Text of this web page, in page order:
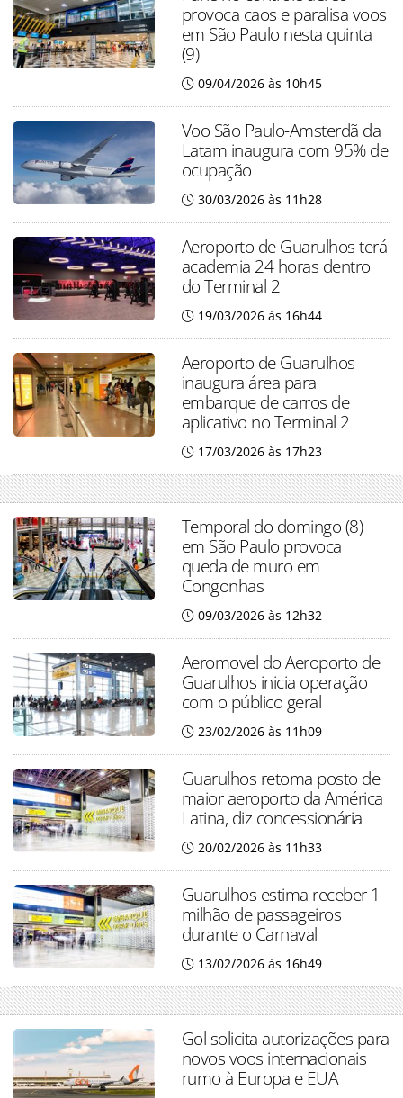
provoca caos e paralisa voos
em São Paulo nesta quinta
(9)
09/04/2026 às 10h45
Voo São Paulo-Amsterdã da
Latam inaugura com 95% de
ocupação
30/03/2026 às 11h28
Aeroporto de Guarulhos terá
academia 24 horas dentro
do Terminal 2
19/03/2026 às 16h44
Aeroporto de Guarulhos
inaugura área para
embarque de carros de
aplicativo no Terminal 2
17/03/2026 às 17h23
Temporal do domingo (8)
em São Paulo provoca
queda de muro em
Congonhas
09/03/2026 às 12h32
Aeromovel do Aeroporto de
Guarulhos inicia operação
com o público geral
23/02/2026 às 11h09
Guarulhos retoma posto de
maior aeroporto da América
Latina, diz concessionária
20/02/2026 às 11h33
Guarulhos estima receber 1
milhão de passageiros
durante o Carnaval
13/02/2026 às 16h49
Gol solicita autorizações para
novos voos internacionais
rumo à Europa e EUA